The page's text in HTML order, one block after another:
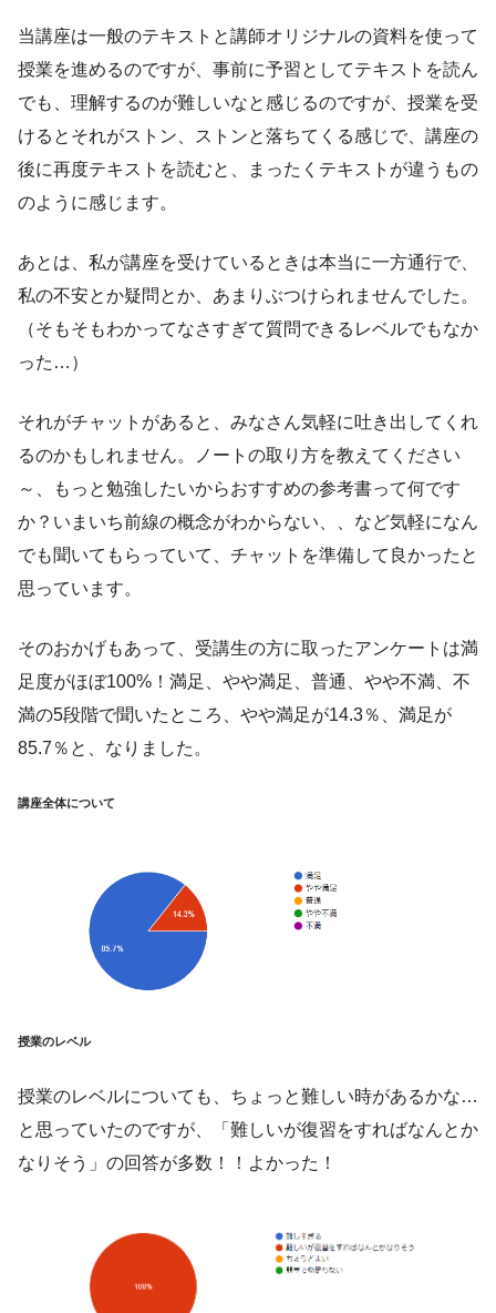
当講座は一般のテキストと講師オリジナルの資料を使って
授業を進めるのですが、事前に予習としてテキストを読ん
でも、理解するのが難しいなと感じるのですが、授業を受
けるとそれがストン、ストンと落ちてくる感じで、講座の
後に再度テキストを読むと、まったくテキストが違うもの
のように感じます。
あとは、私が講座を受けているときは本当に一方通行で、
私の不安とか疑問とか、あまりぶつけられませんでした。
（そもそもわかってなさすぎて質問できるレベルでもなか
った…）
それがチャットがあると、みなさん気軽に吐き出してくれ
るのかもしれません。ノートの取り方を教えてください
～、もっと勉強したいからおすすめの参考書って何です
か？いまいち前線の概念がわからない、、など気軽になん
でも聞いてもらっていて、チャットを準備して良かったと
思っています。
そのおかげもあって、受講生の方に取ったアンケートは満
足度がほぼ100%！満足、やや満足、普通、やや不満、不
満の5段階で聞いたところ、やや満足が14.3％、満足が
85.7％と、なりました。
講座全体について
授業のレベル
授業のレベルについても、ちょっと難しい時があるかな…
と思っていたのですが、「難しいが復習をすればなんとか
なりそう」の回答が多数！！よかった！